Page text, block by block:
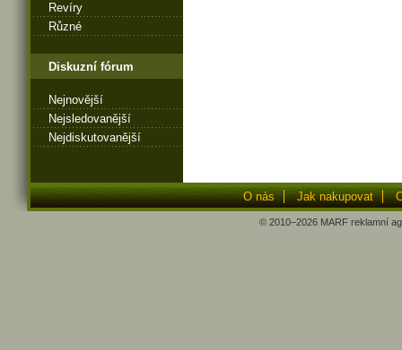
Revíry
Různé
Diskuzní fórum
Nejnovější
Nejsledovanější
Nejdiskutovanější
O nás Jak nakupovat
© 2010–2026 MARF reklamní